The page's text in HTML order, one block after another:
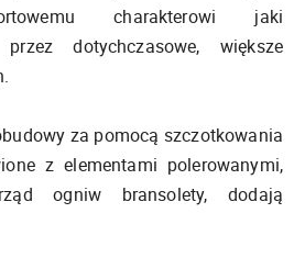
charakterowi jaki
dotychczasowe, większe
za pomocą szczotkowania
z elementami polerowanymi,
ogniw bransolety, dodają